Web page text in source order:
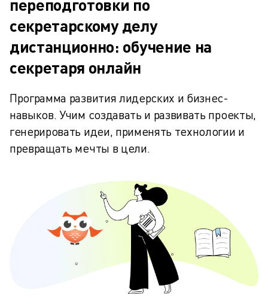
переподготовки по
секретарскому делу
дистанционно: обучение на
секретаря онлайн
Программа развития лидерских и бизнес-
навыков. Учим создавать и развивать проекты,
генерировать идеи, применять технологии и
превращать мечты в цели.